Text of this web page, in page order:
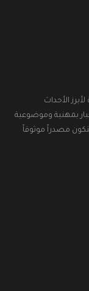
الأحداث
بمهنية وموضوعية
مصدراً موثوقاً